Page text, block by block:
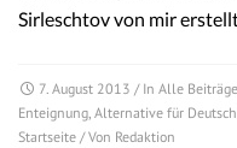
Sirleschtov von mir
7. August 2013 / In Alle Beiträge
Enteignung, Alternative für
Startseite / Von Redaktion